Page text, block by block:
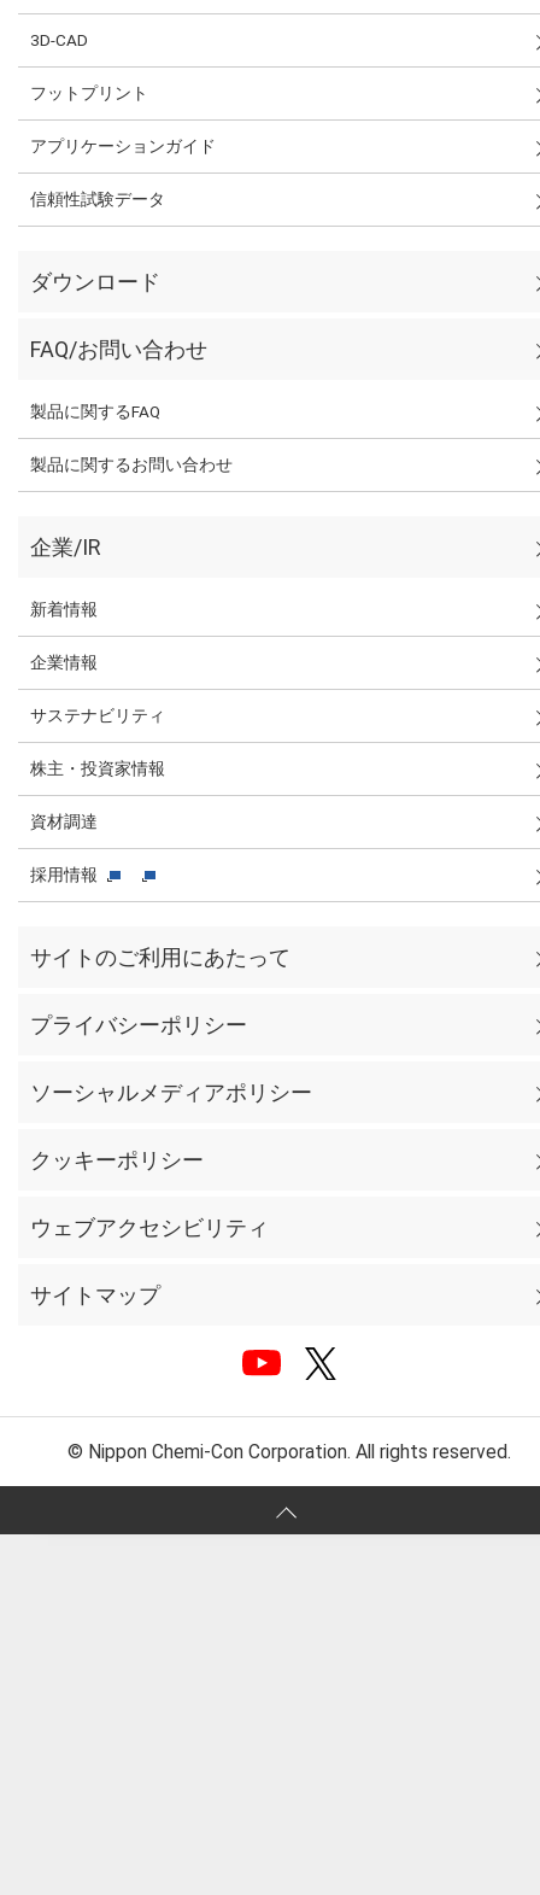
3D-CAD
フットプリント
アプリケーションガイド
信頼性試験データ
ダウンロード
FAQ/お問い合わせ
製品に関するFAQ
製品に関するお問い合わせ
企業/IR
新着情報
企業情報
サステナビリティ
株主・投資家情報
資材調達
採用情報
サイトのご利用にあたって
プライバシーポリシー
ソーシャルメディアポリシー
クッキーポリシー
ウェブアクセシビリティ
サイトマップ
© Nippon Chemi-Con Corporation. All rights reserved.